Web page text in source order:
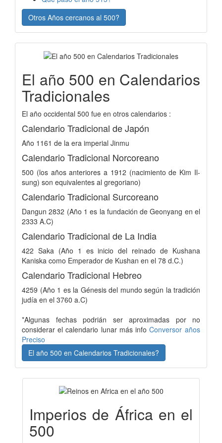
Otros Años cercanos al 500?
El año 500 en Calendarios
Tradicionales
El año occidental 500 fue en otros calendarios :
Calendario Tradicional de Japón
Año 1161 de la era imperial Jinmu
Calendario Tradicional Norcoreano
500 (los años anteriores a 1912 (nacimiento de Kim Il-
sung) son equivalentes al gregoriano)
Calendario Tradicional Surcoreano
Dangun 2832 (Año 1 es la fundación de Geonyang en el
2333 A.C)
Calendario Tradicional de La India
422 Saka (Año 1 es inicio del reinado de Kushana
Kaniska como Emperador de Kushan en el 78 d.C.)
Calendario Tradicional Hebreo
4259 (Año 1 es la Génesis del mundo según la tradición
judía en el 3760 a.C)
*Algunas fechas podrián ser aproximadas por no
considerar el calendario lunar más info Conversor años
Preciso
El año 500 en Calendarios Tradicionales?
Imperios de África en el
500